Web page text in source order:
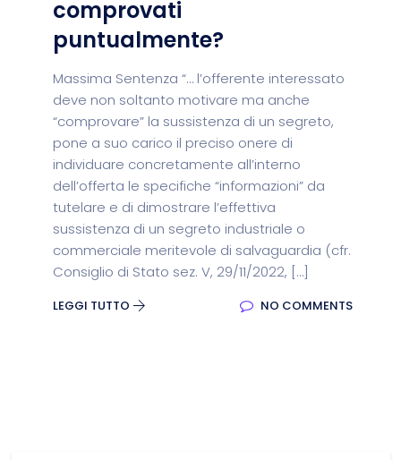
comprovati
puntualmente?
Massima Sentenza “… l’offerente interessato
deve non soltanto motivare ma anche
“comprovare” la sussistenza di un segreto,
pone a suo carico il preciso onere di
individuare concretamente all’interno
dell’offerta le specifiche “informazioni” da
tutelare e di dimostrare l’effettiva
sussistenza di un segreto industriale o
commerciale meritevole di salvaguardia (cfr.
Consiglio di Stato sez. V, 29/11/2022, […]
LEGGI TUTTO NO COMMENTS